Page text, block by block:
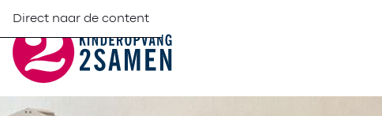
Direct naar de content